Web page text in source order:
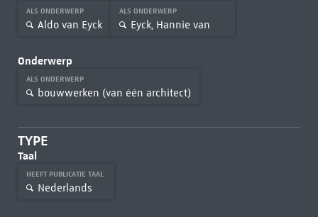
ALS ONDERWERP
Aldo van Eyck
ALS ONDERWERP
Eyck, Hannie van
Onderwerp
ALS ONDERWERP
bouwwerken (van één architect)
TYPE
Taal
HEEFT PUBLICATIE TAAL
Nederlands